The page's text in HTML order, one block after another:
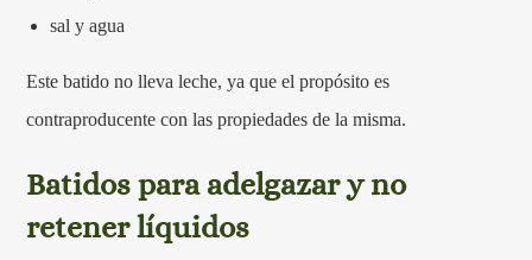
sal y agua
Este batido no lleva leche, ya que el propósito es
contraproducente con las propiedades de la misma.
Batidos para adelgazar y no
retener líquidos